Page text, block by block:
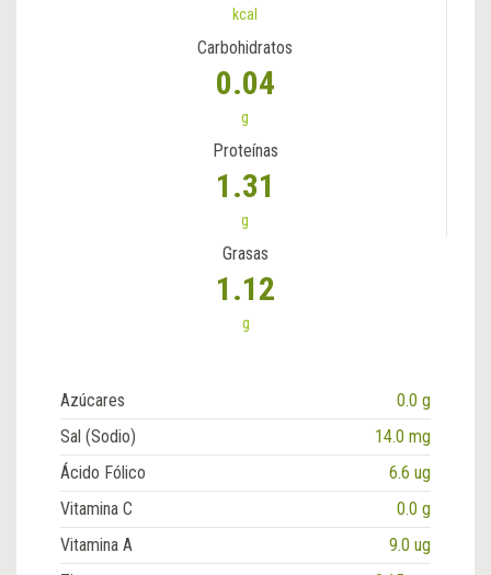
kcal
Carbohidratos
0.04
g
Proteínas
1.31
g
Grasas
1.12
g
Azúcares
0.0 g
Sal (Sodio)
14.0 mg
Ácido Fólico
6.6 ug
Vitamina C
0.0 g
Vitamina A
9.0 ug